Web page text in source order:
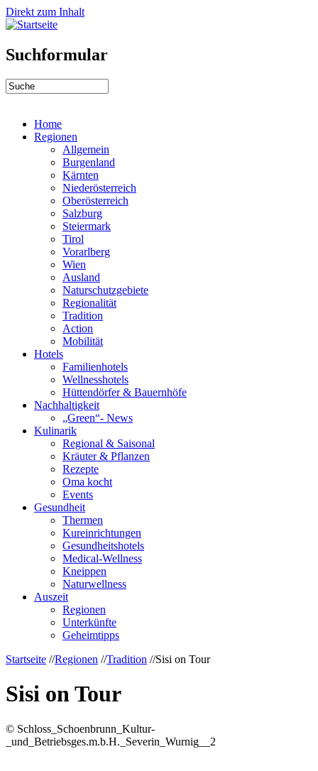
Direkt zum Inhalt
Suchformular
Home
Regionen
Allgemein
Burgenland
Kärnten
Niederösterreich
Oberösterreich
Salzburg
Steiermark
Tirol
Vorarlberg
Wien
Ausland
Naturschutzgebiete
Regionalität
Tradition
Action
Mobilität
Hotels
Familienhotels
Wellnesshotels
Hüttendörfer & Bauernhöfe
Nachhaltigkeit
„Green“- News
Kulinarik
Regional & Saisonal
Kräuter & Pflanzen
Rezepte
Oma kocht
Events
Gesundheit
Thermen
Kureinrichtungen
Gesundheitshotels
Medical-Wellness
Kneippen
Naturwellness
Auszeit
Regionen
Unterkünfte
Geheimtipps
Startseite //Regionen //Tradition //Sisi on Tour
Sisi on Tour
© Schloss_Schoenbrunn_Kultur-
_und_Betriebsges.m.b.H._Severin_Wurnig__2